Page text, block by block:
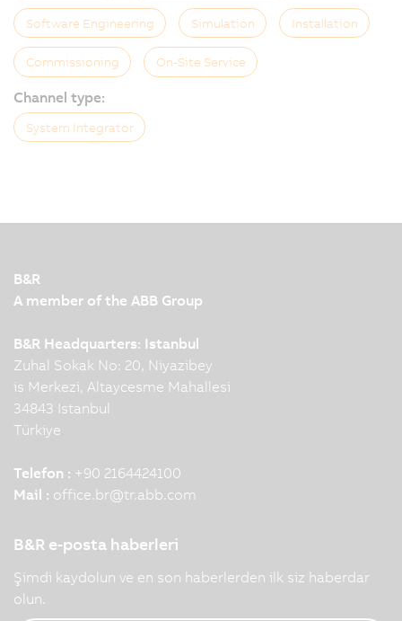
Software Engineering Simulation Installation
Commissioning On-Site Service
Channel type:
System Integrator
B&R
A member of the ABB Group
B&R Headquarters: Istanbul
Zuhal Sokak No: 20, Niyazibey
is Merkezi, Altaycesme Mahallesi
34843 Istanbul
Türkiye
Telefon : +90 2164424100
Mail : office.br@tr.abb.com
B&R e-posta haberleri
Şimdi kaydolun ve en son haberlerden ilk siz haberdar
olun.